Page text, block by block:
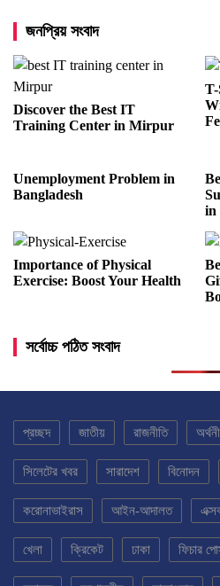
জনপ্রিয় সংবাদ
Discover the Best IT
Training Center in Mirpur
Unemployment Problem in
Bangladesh
in
Importance of Physical
Exercise: Boost Your Health
সর্বোচ্চ পঠিত সংবাদ
প্রচ্ছদ জাতীয় রাজনীতি
সিলেটের খবর সারাদেশ বিনোদন
করোনাভাইরাস আইন-আদালত
খেলা ক্রিকেট ঢাকা ফিচার